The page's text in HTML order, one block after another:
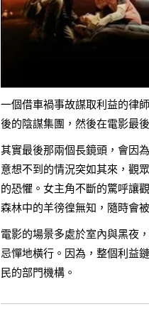
一個借車禍事故謀取利益的律
後的陰謀集團，然後在電影最
其實最後那兩個長鏡頭，會因
意想不到的情況突如其來，觀
的恐懼。女主角不斷的驚呼讓
森林中的羊徬徨無知，隨時會
電影的場景多處於室內與黑夜
忌憚地橫行。因為，整個利益
民的部門機構。